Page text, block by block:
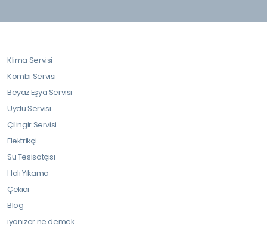
Klima Servisi
Kombi Servisi
Beyaz Eşya Servisi
Uydu Servisi
Çilingir Servisi
Elektrikçi
Su Tesisatçısı
Halı Yıkama
Çekici
Blog
iyonizer ne demek